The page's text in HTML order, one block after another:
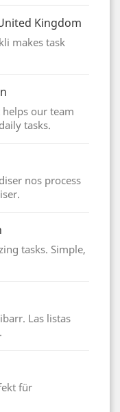
Kingdom
makes task
our team
tasks.
nos process
tasks. Simple,
Las listas
für